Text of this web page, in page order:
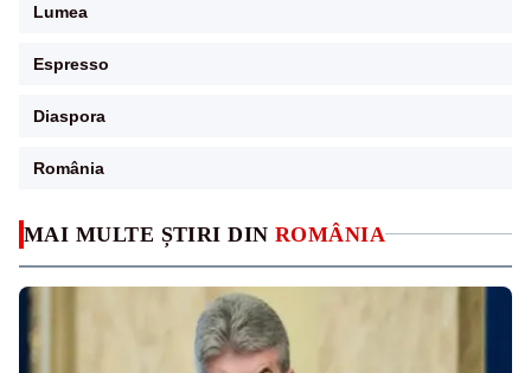
MAI MULTE ȘTIRI DIN ROMÂNIA
Lumea
Espresso
Diaspora
România